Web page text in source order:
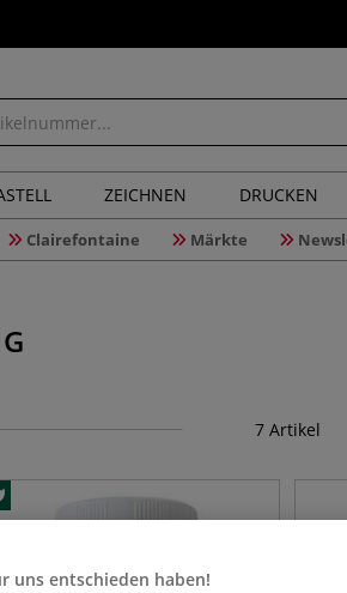
ZEICHNEN DRUCKEN
Clairefontaine Märkte
7 Artikel
uns entschieden haben!